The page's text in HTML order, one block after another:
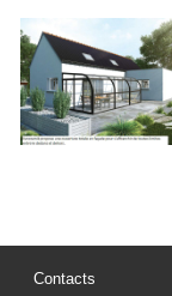
Contacts